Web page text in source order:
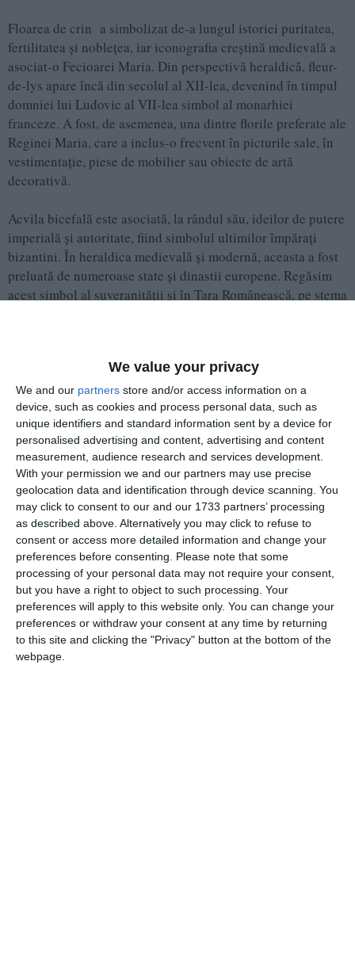
We value your privacy
We and our partners store and/or access information on a
device, such as cookies and process personal data, such as
unique identifiers and standard information sent by a device for
personalised advertising and content, advertising and content
measurement, audience research and services development.
With your permission we and our partners may use precise
geolocation data and identification through device scanning. You
may click to consent to our and our 1733 partners’ processing
as described above. Alternatively you may click to refuse to
consent or access more detailed information and change your
preferences before consenting.
Please note that some
processing of your personal data may not require your consent,
but you have a right to object to such processing. Your
preferences will apply to this website only. You can change your
preferences or withdraw your consent at any time by returning
to this site and clicking the "Privacy" button at the bottom of the
webpage.
Floarea de crin a simbolizat de-a lungul istoriei puritatea,
fertilitatea și noblețea, iar iconografia creștină medievală a
asociat-o Fecioarei Maria. Din perspectivă heraldică, fleur-
de-lys apare încă din secolul al XII-lea, devenind în timpul
domniei lui Ludovic al VII-lea simbol al monarhiei
franceze. A fost, de asemenea, una dintre florile preferate ale
Reginei Maria, care a inclus-o frecvent în picturile sale, în
vestimentație, piese de mobilier sau obiecte de artă
decorativă.
Acvila bicefală este asociată, la rândul său, ideilor de putere
imperială și autoritate, fiind simbolul ultimilor împărați
bizantini. În heraldica medievală și modernă, aceasta a fost
preluată de numeroase state și dinastii europene. Regăsim
acest simbol al suveranității și în Țara Românească, pe stema
Obiectul prezentat a intrat în patrimoniul Muzeului de
Istorie Națională și Arheologie Constanța în anii ’70,
prin transfer de la Teatrul Liric, unde figura ca făcând
parte din „colecția regală”. Piesa datează, cel mai
probabil, de la sfârșitul secolului al XIX-lea –
începutul secolului XX, și impresionează prin decorul
elegant, care integrează însemne specifice regalității și
reflectă, astfel, caracterul său ceremonial și
rafinamentul epocii.